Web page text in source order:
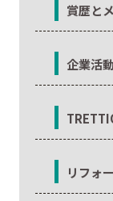
賞歴と
企業活
リフォ